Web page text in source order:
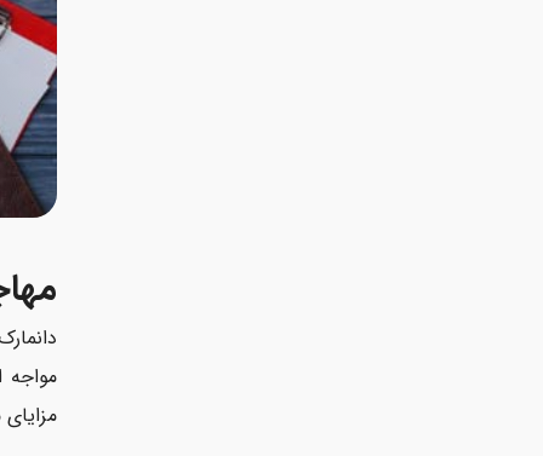
مواجه